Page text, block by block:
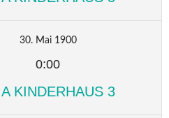
30. Mai 1900
0:00
KINDERHAUS 3